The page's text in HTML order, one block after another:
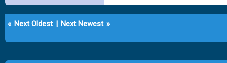
« Next Oldest | Next Newest »